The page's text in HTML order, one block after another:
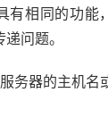
有相同的功
问题。
务器的主机名